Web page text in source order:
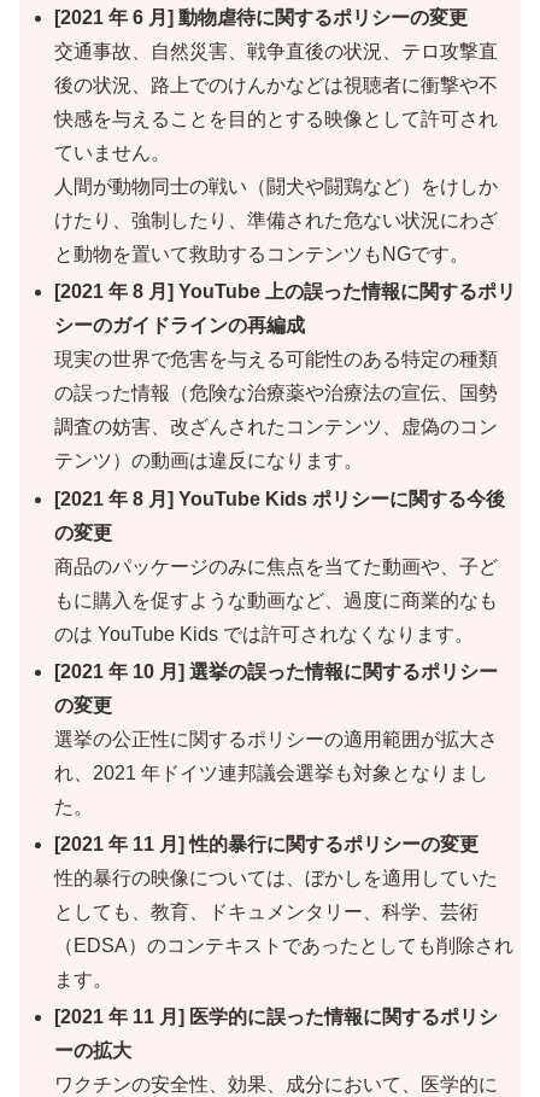
[2021 年 6 月] 動物虐待に関するポリシーの変更
交通事故、自然災害、戦争直後の状況、テロ攻撃直
後の状況、路上でのけんかなどは視聴者に衝撃や不
快感を与えることを目的とする映像として許可され
ていません。
人間が動物同士の戦い（闘犬や闘鶏など）をけしか
けたり、強制したり、準備された危ない状況にわざ
と動物を置いて救助するコンテンツもNGです。
[2021 年 8 月] YouTube 上の誤った情報に関するポリ
シーのガイドラインの再編成
現実の世界で危害を与える可能性のある特定の種類
の誤った情報（危険な治療薬や治療法の宣伝、国勢
調査の妨害、改ざんされたコンテンツ、虚偽のコン
テンツ）の動画は違反になります。
[2021 年 8 月] YouTube Kids ポリシーに関する今後
の変更
商品のパッケージのみに焦点を当てた動画や、子ど
もに購入を促すような動画など、過度に商業的なも
のは YouTube Kids では許可されなくなります。
[2021 年 10 月] 選挙の誤った情報に関するポリシー
の変更
選挙の公正性に関するポリシーの適用範囲が拡大さ
れ、2021 年ドイツ連邦議会選挙も対象となりまし
た。
[2021 年 11 月] 性的暴行に関するポリシーの変更
性的暴行の映像については、ぼかしを適用していた
としても、教育、ドキュメンタリー、科学、芸術
（EDSA）のコンテキストであったとしても削除され
ます。
[2021 年 11 月] 医学的に誤った情報に関するポリシ
ーの拡大
ワクチンの安全性、効果、成分において、医学的に